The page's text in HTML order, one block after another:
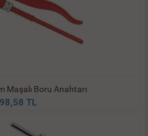
Maşalı Boru Anahtarı
TL